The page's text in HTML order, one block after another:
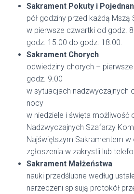
Sakrament Pokuty i
pół godziny przed każdą Mszą
w pierwsze czwartki od godz.
godz. 15.00 do godz. 18.00.
Sakrament Chorych
odwiedziny chorych –
godz. 9.00
w sytuacjach nadzwyczajnych
nocy
w niedziele i święta możliwość
Nadzwyczajnych Szafarzy
Najświętszym Sakramentem
zgłoszenia w zakrystii lub
Sakrament Małżeństwa
nauki przedślubne według
narzeczeni spisują protokół